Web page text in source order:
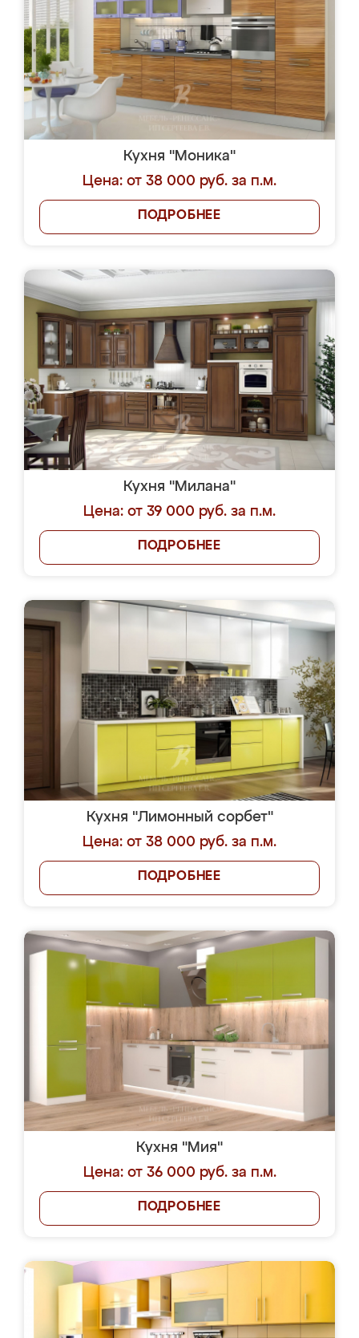
Кухня "Моника"
Цена: от 38 000 руб. за п.м.
ПОДРОБНЕЕ
Кухня "Милана"
Цена: от 39 000 руб. за п.м.
ПОДРОБНЕЕ
Кухня "Лимонный сорбет"
Цена: от 38 000 руб. за п.м.
ПОДРОБНЕЕ
Кухня "Мия"
Цена: от 36 000 руб. за п.м.
ПОДРОБНЕЕ